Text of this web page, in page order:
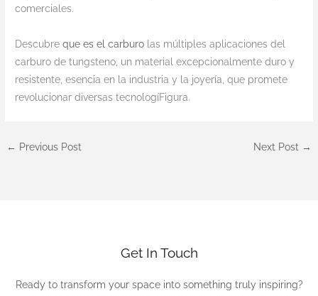
comerciales.
Descubreque es el carburo las múltiples aplicaciones del
carburo de tungsteno, un material excepcionalmente duro y
resistente, esencia en la industria y la joyería, que promete
revolucionar diversas tecnologíFigura.
← Previous Post Next Post →
Get In Touch
Ready to transform your space into something truly inspiring?